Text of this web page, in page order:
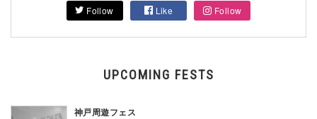
Follow Like Follow
UPCOMING FESTS
神戸周遊フェス